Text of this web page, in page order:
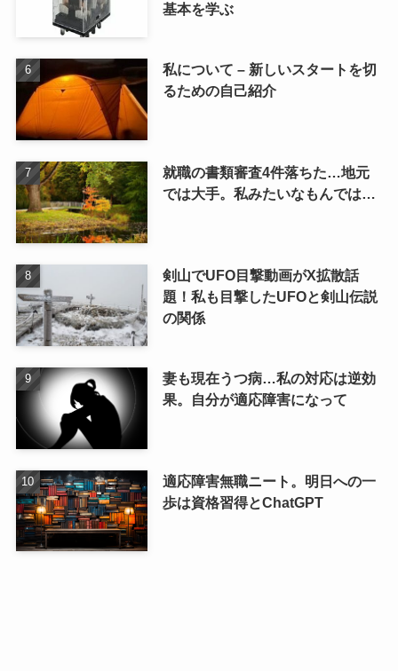
基本を学ぶ
私について – 新しいスタートを切
るための自己紹介
就職の書類審査4件落ちた…地元
では大手。私みたいなもんでは…
剣山でUFO目撃動画がX拡散話
題！私も目撃したUFOと剣山伝説
の関係
妻も現在うつ病…私の対応は逆効
果。自分が適応障害になって
適応障害無職ニート。明日への一
歩は資格習得とChatGPT